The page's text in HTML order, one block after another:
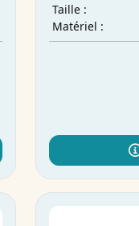
Taille :
Matériel :